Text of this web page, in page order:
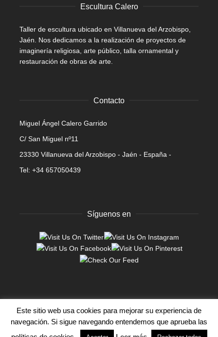
Escultura Calero
Taller de escultura ubicado en Villanueva del Arzobispo,
Jaén. Nos dedicamos a la realización de proyectos de
imaginería religiosa, arte público, talla ornamental y
restauración de obras de arte.
Contacto
Miguel Ángel Calero Garrido
C/ San Miguel nº11
23330 Villanueva del Arzobispo - Jaén - España -
Tel: +34 657050439
Síguenos en
©2026 Escultura Calero, todos los derechos reservados.
Subir
Este sitio web usa cookies para mejorar su experiencia de
navegación. Si sigue navegando entendemos que aprueba las